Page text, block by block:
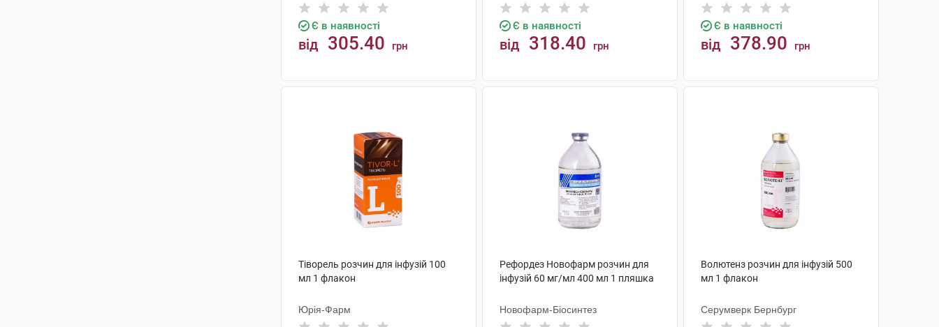
Є в наявності
від 305.40 грн
Є в наявності
від 318.40 грн
Є в наявності
від 378.90 грн
Тіворель розчин для інфузій 100
мл 1 флакон
Юрія-Фарм
Рефордез Новофарм розчин для
інфузій 60 мг/мл 400 мл 1 пляшка
Новофарм-Біосинтез
Волютенз розчин для інфузій 500
мл 1 флакон
Серумверк Бернбург